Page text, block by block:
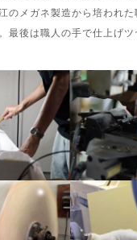
のメガネ製造から培われ
最後は職人の手で仕上げツ